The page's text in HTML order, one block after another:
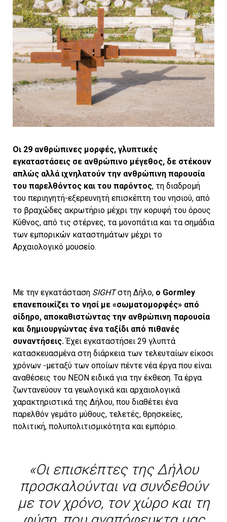
Οι 29 ανθρώπινες μορφές, γλυπτικές
εγκαταστάσεις σε ανθρώπινο μέγεθος, δε στέκουν
απλώς αλλά ιχνηλατούν την ανθρώπινη παρουσία
του παρελθόντος και του παρόντος, τη διαδρομή
του περιηγητή-εξερευνητή επισκέπτη του νησιού, από
το βραχώδες ακρωτήριο μέχρι την κορυφή του όρους
Κύθνος, από τις στέρνες, τα μονοπάτια και τα σημάδια
των εμπορικών καταστημάτων μέχρι το
Αρχαιολογικό μουσείο.
Με την εγκατάσταση SIGHT στη Δήλο, ο Gormley
επανεποικίζει το νησί µε «σωµατομορφές» από
σίδηρο, αποκαθιστώντας την ανθρώπινη παρουσία
και δημιουργώντας ένα ταξίδι από πιθανές
συναντήσεις.Έχει εγκαταστήσει 29 γλυπτά
κατασκευασμένα στη διάρκεια των τελευταίων είκοσι
χρόνων -μεταξύ των οποίων πέντε νέα έργα που είναι
αναθέσεις του ΝΕΟΝ ειδικά για την έκθεση. Τα έργα
ζωντανεύουν τα γεωλογικά και αρχαιολογικά
χαρακτηριστικά της Δήλου, που διαθέτει ένα
παρελθόν γεμάτο μύθους, τελετές, θρησκείες,
πολιτική, πολυπολιτισμικότητα και εμπόριο.
«Οι επισκέπτες της Δήλου
προσκαλούνται να συνδεθούν
με τον χρόνο, τον χώρο και τη